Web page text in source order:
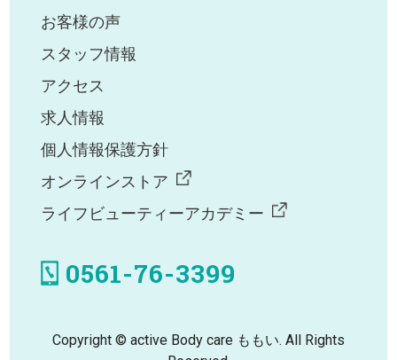
お客様の声
スタッフ情報
アクセス
求人情報
個人情報保護方針
オンラインストア
ライフビューティーアカデミー
0561-76-3399
Copyright © active Body care ももい. All Rights